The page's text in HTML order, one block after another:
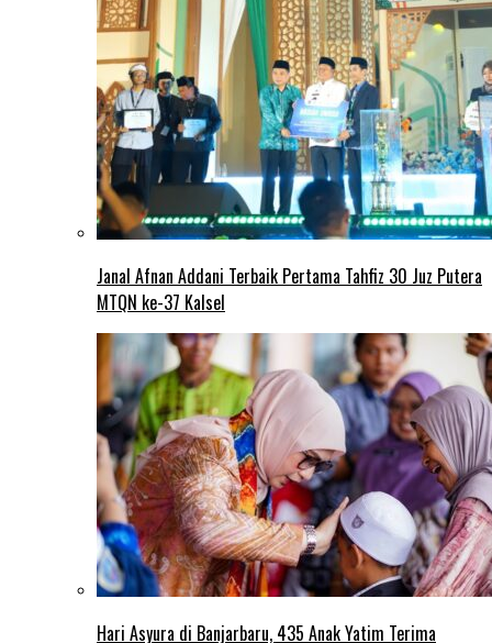
Janal Afnan Addani Terbaik Pertama Tahfiz 30 Juz Putera
MTQN ke-37 Kalsel
Hari Asyura di Banjarbaru, 435 Anak Yatim Terima